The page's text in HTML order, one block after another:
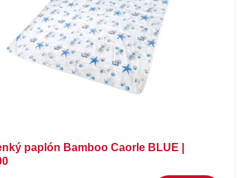
paplón Bamboo Caorle BLUE |